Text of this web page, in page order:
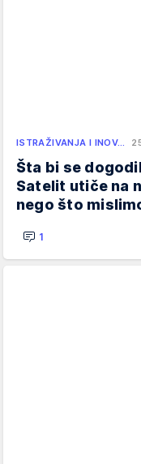
ISTRAŽIVANJA I INOV…
Šta bi se
Satelit utiče na
nego što
1